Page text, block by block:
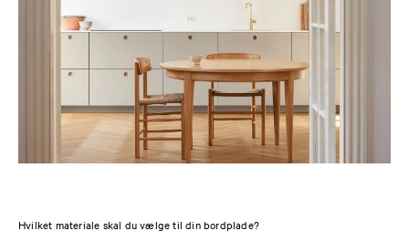
Hvilket materiale skal du vælge til din bordplade?